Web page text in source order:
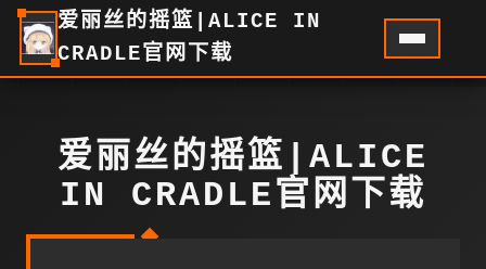
爱丽丝的摇篮|ALICE IN
CRADLE官网下载
爱丽丝的摇篮|ALICE
IN CRADLE官网下载